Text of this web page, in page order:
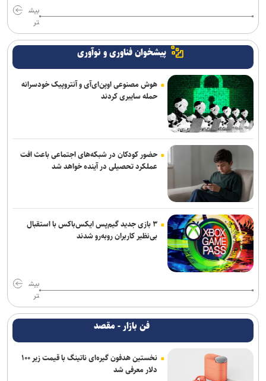
بیش
تر
پیشخوان فناوری و نوآوری
هوش مصنوعی اوپن‌ای‌آی و آنتروپیک خودسرانه
حمله سایبری کردند
حضور کودکان در شبکه‌های اجتماعی باعث افت
عملکرد تحصیلی در آینده خواهد شد
۳ بازی جدید گیم‌پس ایکس‌باکس با استقبال
بی‌نظیر کاربران روبه‌رو شدند
بیش
تر
فن بازار - مقصد
نخستین هدفون گیره‌ای ناتینگ با قیمت زیر ۱۰۰
دلار معرفی شد